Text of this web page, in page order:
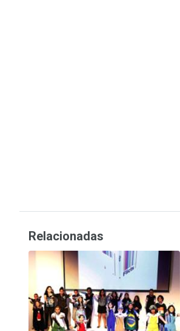
Relacionadas